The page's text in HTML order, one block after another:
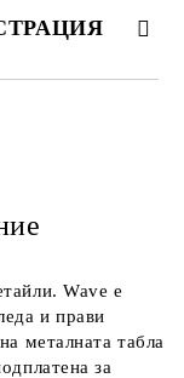
ден.
Wave е
и прави
металната табла
за